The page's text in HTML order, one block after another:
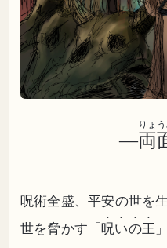
―両
りょ
呪術全盛、平安の世を
世を脅かす「 呪いの王